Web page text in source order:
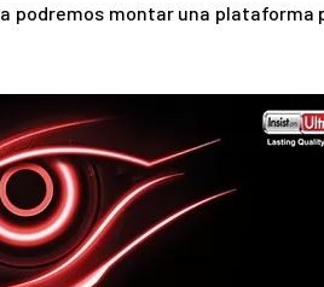
podremos montar una plataforma